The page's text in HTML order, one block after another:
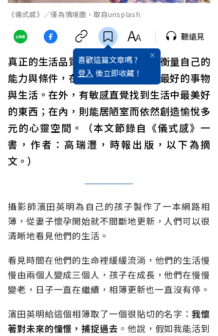
《儀式感》／僅為情境圖，取自unsplash
喜歡這篇文章嗎 ?
登入 後立即收藏 !
聽遠見
真正的生活品質是回到自我，清楚衡量自己的
能力與條件，在有限的條件下追求最好的事物
與生活。在外，有敏感直覺找到生活中最美好
的東西；在內，則能居陋室而依然創造愉悅多
元的心靈空間。（本文節錄自《儀式感》一
書，作者：高瑞灃，時報出版，以下為摘
文。）
攝影師濱田英明為自己的孩子製作了一本網路相
簿，從妻子懷孕開始就不間斷地更新，人們可以很
清晰地看見他們的生活。
看見時間在他們的生命裡緩緩流淌，他們的生活慢
慢由兩個人變成三個人，孩子在成長，他們在慢慢
變老，日子一直在繼續，相簿更新也一直沒有停。
濱田英明給這個相簿取了一個很貼切的名字：我懷
著對未來的憧憬，捕捉過去 。他說，假如我能活到